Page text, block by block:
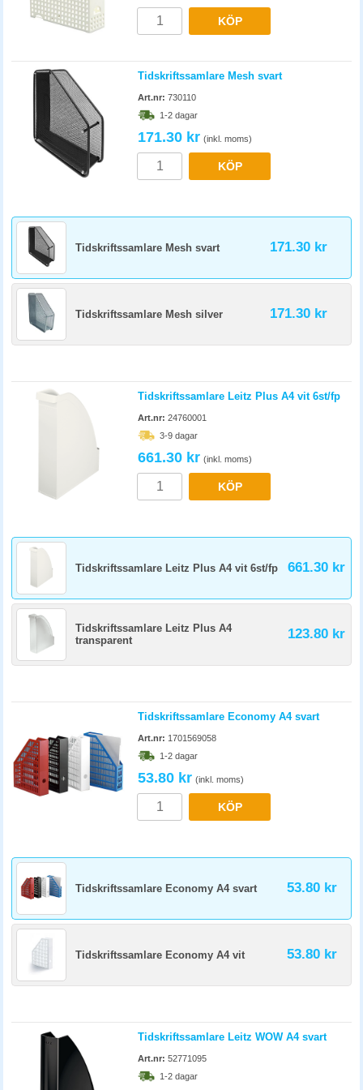
vad de innehåller. Du hittar även tidskriftssamlare i flerpack hos oss,
vilket ger ett lägre styckpris. Det är ett bra för dig som behöver plats för
KÖP
Tidskriftssamlare Mesh svart
Art.nr: 730110
1-2 dagar
171.30 kr (inkl. moms)
KÖP
Tidskriftssamlare Mesh svart 171.30 kr
Tidskriftssamlare Mesh silver 171.30 kr
Tidskriftssamlare Leitz Plus A4 vit 6st/fp
Art.nr: 24760001
3-9 dagar
661.30 kr (inkl. moms)
KÖP
Tidskriftssamlare Leitz Plus A4 vit 6st/fp 661.30 kr
Tidskriftssamlare Leitz Plus A4
transparent
123.80 kr
Tidskriftssamlare Economy A4 svart
Art.nr: 1701569058
1-2 dagar
53.80 kr (inkl. moms)
KÖP
Tidskriftssamlare Economy A4 svart 53.80 kr
Tidskriftssamlare Economy A4 vit 53.80 kr
Tidskriftssamlare Leitz WOW A4 svart
Art.nr: 52771095
1-2 dagar